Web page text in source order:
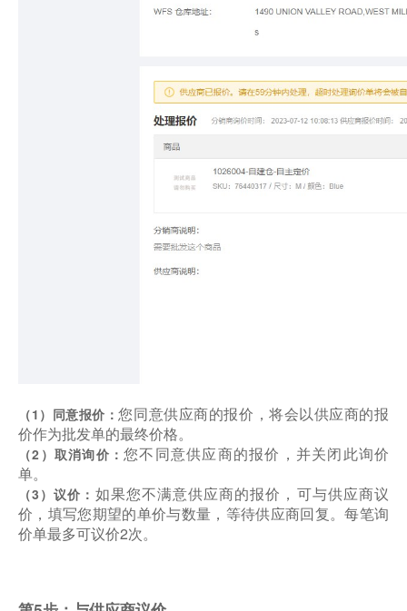
（1）同意报价：您同意供应商的报价，将会以供应商的报
价作为批发单的最终价格。
（2）取消询价： 您不同意供应商的报价，并关闭此询价
单。
（3）议价： 如果您不满意供应商的报价，可与供应商议
价，填写您期望的单价与数量，等待供应商回复。每笔询
价单最多可议价2次。